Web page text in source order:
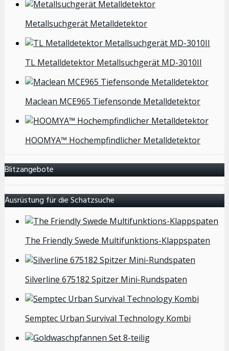
Metallsuchgerät Metalldetektor
TL Metalldetektor Metallsuchgerät MD-3010II
Maclean MCE965 Tiefensonde Metalldetektor
HOOMYA™ Hochempfindlicher Metalldetektor
Blitzangebote
Ausrüstung für die Schatzsuche
The Friendly Swede Multifunktions-Klappspaten
Silverline 675182 Spitzer Mini-Rundspaten
Semptec Urban Survival Technology Kombi